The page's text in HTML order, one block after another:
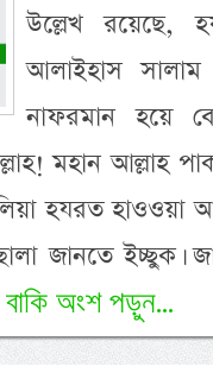
উল্লেখ রয়েছে,
আলাইহাস সালাম
নাফরমান হয়ে
মহান
হযরত হাওওয়া
জানতে
বাকি অংশ পড়ুন...